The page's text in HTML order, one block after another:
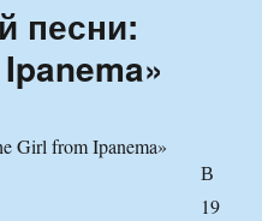
песни:
В
19